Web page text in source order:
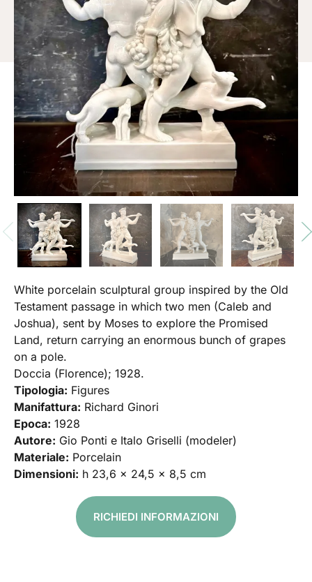
White porcelain sculptural group inspired by the Old
Testament passage in which two men (Caleb and
Joshua), sent by Moses to explore the Promised
Land, return carrying an enormous bunch of grapes
on a pole.
Doccia (Florence); 1928.
Tipologia: Figures
Manifattura: Richard Ginori
Epoca: 1928
Autore: Gio Ponti e Italo Griselli (modeler)
Materiale: Porcelain
Dimensioni: h 23,6 x 24,5 x 8,5 cm
RICHIEDI INFORMAZIONI